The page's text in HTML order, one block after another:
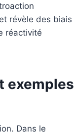
révèle des biais
réactivité
exemples
Dans le